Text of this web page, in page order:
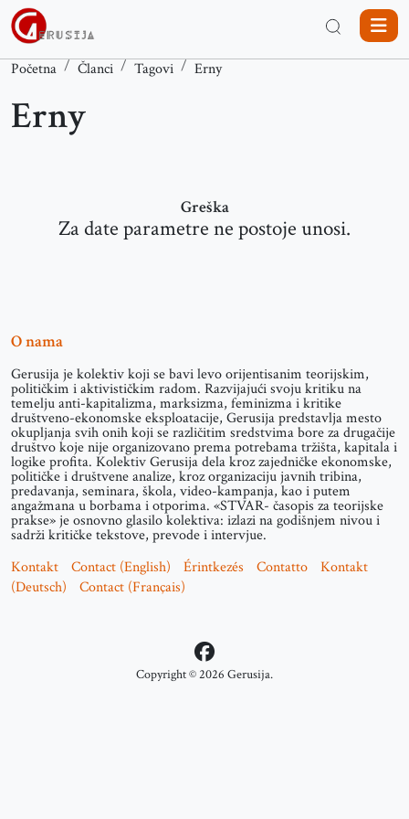
Početna Članci Tagovi Erny
Erny
Greška
Za date parametre ne postoje unosi.
O nama
Gerusija je kolektiv koji se bavi levo orijentisanim teorijskim,
političkim i aktivističkim radom. Razvijajući svoju kritiku na
temelju anti-kapitalizma, marksizma, feminizma i kritike
društveno-ekonomske eksploatacije, Gerusija predstavlja mesto
okupljanja svih onih koji se različitim sredstvima bore za drugačije
društvo koje nije organizovano prema potrebama tržišta, kapitala i
logike profita. Kolektiv Gerusija dela kroz zajedničke ekonomske,
političke i društvene analize, kroz organizaciju javnih tribina,
predavanja, seminara, škola, video-kampanja, kao i putem
angažmana u borbama i otporima. «STVAR- časopis za teorijske
prakse» je osnovno glasilo kolektiva: izlazi na godišnjem nivou i
sadrži kritičke tekstove, prevode i intervjue.
Kontakt
Contact (English) Érintkezés Contatto
Kontakt
(Deutsch)
Contact (Français)
Copyright © 2026 Gerusija.